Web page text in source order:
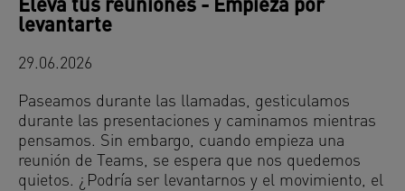
Eleva tus reuniones - Empieza por
levantarte
29.06.2026
Paseamos durante las llamadas, gesticulamos
durante las presentaciones y caminamos mientras
pensamos. Sin embargo, cuando empieza una
reunión de Teams, se espera que nos quedemos
quietos. ¿Podría ser levantarnos y el movimiento, el